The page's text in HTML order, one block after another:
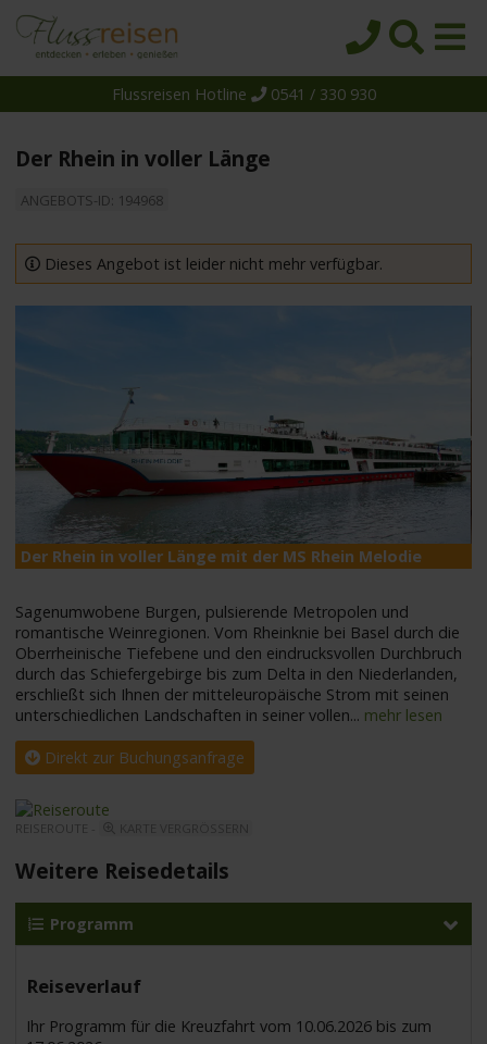
Reedereien
Schiffe
Suche
Flussreisen Hotline 0541 / 330 930
Der Rhein in voller Länge
ANGEBOTS-ID: 194968
Dieses Angebot ist leider nicht mehr verfügbar.
Der Rhein in voller Länge mit der MS Rhein Melodie
Sagenumwobene Burgen, pulsierende Metropolen und
romantische Weinregionen. Vom Rheinknie bei Basel durch die
Oberrheinische Tiefebene und den eindrucksvollen Durchbruch
durch das Schiefergebirge bis zum Delta in den Niederlanden,
erschließt sich Ihnen der mitteleuropäische Strom mit seinen
unterschiedlichen Landschaften in seiner vollen... mehr lesen
Direkt zur Buchungsanfrage
REISEROUTE -
Weitere Reisedetails
Programm
Reiseverlauf
Ihr Programm für die Kreuzfahrt vom 10.06.2026 bis zum